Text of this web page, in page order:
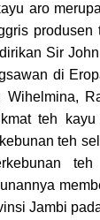
aro
Sir
di
Wihelmina,
teh
teh
Jambi